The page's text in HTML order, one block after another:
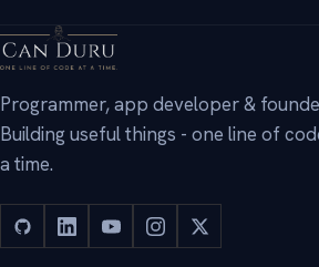
Programmer, app developer &
Building useful things - one line of
a time.